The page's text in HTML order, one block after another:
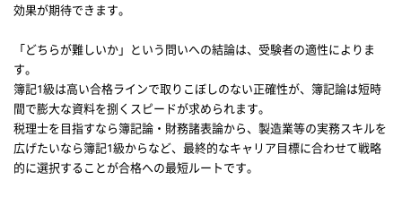
効果が期待できます。
「どちらが難しいか」という問いへの結論は、受験者の適性によりま
す。
簿記1級は高い合格ラインで取りこぼしのない正確性が、簿記論は短時
間で膨大な資料を捌くスピードが求められます。
税理士を目指すなら簿記論・財務諸表論から、製造業等の実務スキルを
広げたいなら簿記1級からなど、最終的なキャリア目標に合わせて戦略
的に選択することが合格への最短ルートです。